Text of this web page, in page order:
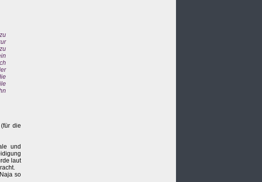
die
und
laut
so